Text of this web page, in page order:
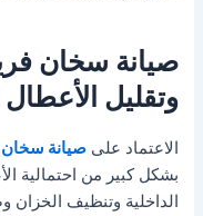
صيانة سخان
وتقليل الأعطال
الاعتماد علىصيانة
بشكل كبير من احتمالية
الداخلية وتنظيف الخزان